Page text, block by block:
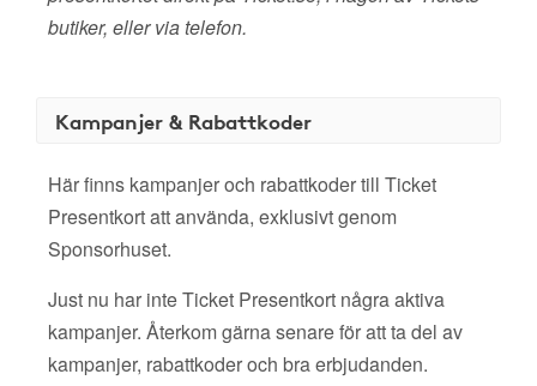
butiker, eller via telefon.
Kampanjer & Rabattkoder
Här finns kampanjer och rabattkoder till Ticket
Presentkort att använda, exklusivt genom
Sponsorhuset.
Just nu har inte Ticket Presentkort några aktiva
kampanjer. Återkom gärna senare för att ta del av
kampanjer, rabattkoder och bra erbjudanden.